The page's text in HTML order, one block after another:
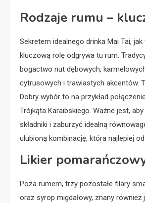
Rodzaje rumu –
Sekretem idealnego drinka Mai Tai,
kluczową rolę odgrywa tu rum.
bogactwo nut dębowych,
cytrusowych i trawiastych akcentów.
Dobry wybór to na przykład
Trójkąta Karaibskiego. Ważne jest,
składniki i zaburzyć idealną
ulubioną kombinację, która najlepiej
Likier
Poza rumem, trzy pozostałe filary
oraz syrop migdałowy, znany